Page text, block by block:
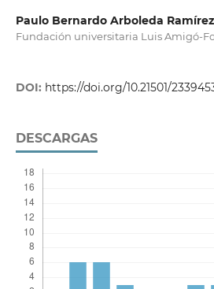
Paulo Bernardo Arboleda Ramírez
Fundación universitaria Luis Amigó-
DOI: https://doi.org/10.21501/
DESCARGAS